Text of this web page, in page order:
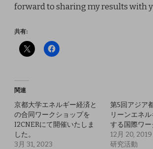
forward to sharing my results with
共有:
関連
京都大学エネルギー経済と
の合同ワークショップを
I2CNERにて開催いたしま
した。
3月 31, 2023
第5回アジア
リーンエネ
する国際ワ
12月 20, 2019
研究活動